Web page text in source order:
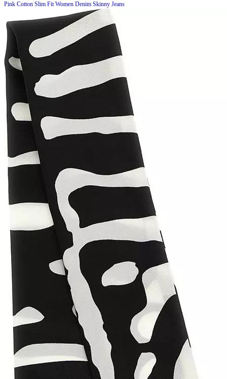
Pink Cotton Slim Fit Women Denim Skinny Jeans